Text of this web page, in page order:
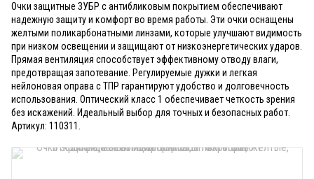
Очки защитные ЗУБР с антибликовым покрытием обеспечивают
надежную защиту и комфорт во время работы. Эти очки оснащены
желтыми поликарбонатными линзами, которые улучшают видимость
при низком освещении и защищают от низкоэнергетических ударов.
Прямая вентиляция способствует эффективному отводу влаги,
предотвращая запотевание. Регулируемые дужки и легкая
нейлоновая оправа с ТПР гарантируют удобство и долговечность
использования. Оптический класс 1 обеспечивает четкость зрения
без искажений. Идеальный выбор для точных и безопасных работ.
Артикул: 110311.